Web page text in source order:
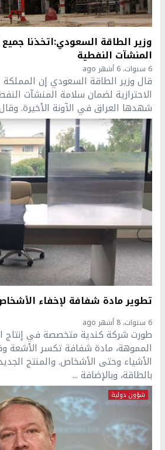
وزير الطاقة السعودي:اتخذنا جميع
المنشآت النفطية
6 سنوات، 6 أشهر ago
قال وزير الطاقة السعودي إن المملكة
الاحترازية لضمان سلامة المنشآت
شهدها العراق في الآونة الأخيرة.
تطوير مادة شفافة لإخفاء
6 سنوات، 8 أشهر ago
طورت شركة كندية متخصصة في إنتاج
المموهة، مادة شفافة تكسر الأشعة
الأشياء وحتى الأشخاص. والمنتج
بالطاقة، وبالإضافة ...
شؤون دولية